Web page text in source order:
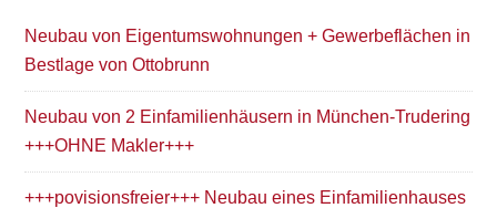
Neubau von Eigentumswohnungen + Gewerbeflächen in
Bestlage von Ottobrunn
Neubau von 2 Einfamilienhäusern in München-Trudering
+++OHNE Makler+++
+++povisionsfreier+++ Neubau eines Einfamilienhauses